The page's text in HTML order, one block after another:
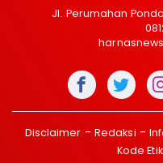
Jl. Perumahan
Disclaimer Redaksi
Kode Etik